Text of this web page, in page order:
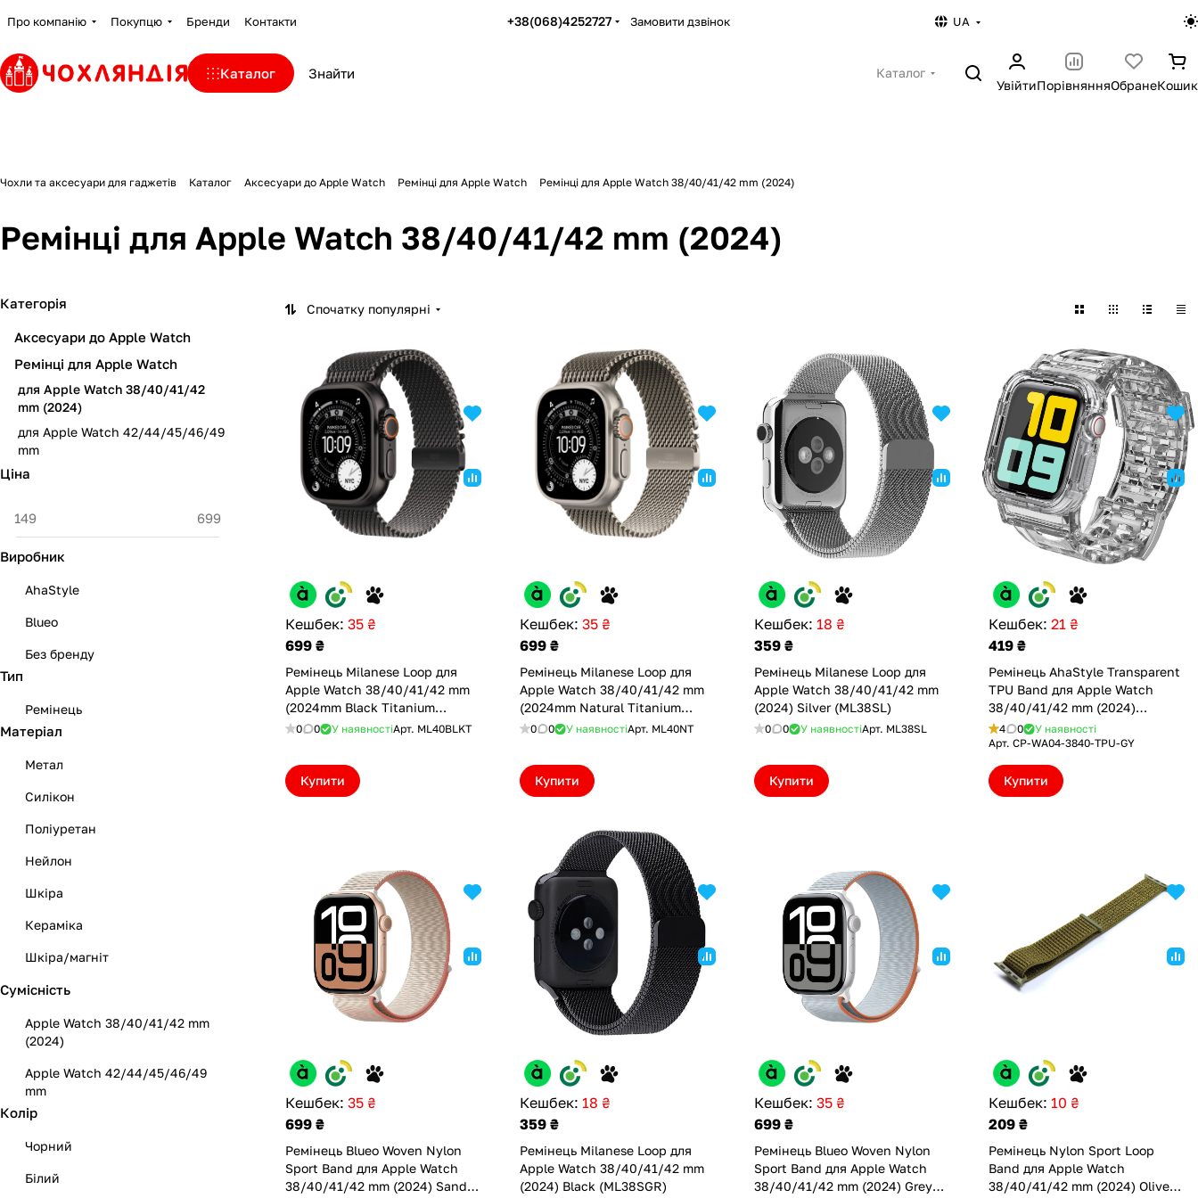
Про компанію Покупцю Бренди Контакти +38(068)4252727 Замовити дзвінок UA
Каталог
Каталог
УвійтиПорівнянняОбранеКошик
Чохли та аксесуари для гаджетів Каталог Аксесуари до Apple Watch Ремінці для Apple Watch Ремінці для Apple Watch 38/40/41/42 mm (2024)
Ремінці для Apple Watch 38/40/41/42 mm (2024)
Спочатку популярні
Кешбек: 35 ₴
699 ₴
Ремінець Milanese Loop для
Apple Watch 38/40/41/42 mm
(2024mm Black Titanium
(Оновлена) (ML40BLKT)
0 0 У наявностіАрт. ML40BLKT
Купити
Кешбек: 35 ₴
699 ₴
Ремінець Milanese Loop для
Apple Watch 38/40/41/42 mm
(2024mm Natural Titanium
(Оновлена) (ML40NT)
0 0 У наявностіАрт. ML40NT
Купити
Кешбек: 18 ₴
359 ₴
Ремінець Milanese Loop для
Apple Watch 38/40/41/42 mm
(2024) Silver (ML38SL)
0 0 У наявностіАрт. ML38SL
Купити
Кешбек: 21 ₴
419 ₴
Ремінець AhaStyle Transparent
TPU Band для Apple Watch
38/40/41/42 mm (2024)
Transparent Grey (CP-WA04-
3840-TPU-GY)
4 0
У наявності
Арт. CP-WA04-3840-TPU-GY
Купити
Кешбек: 35 ₴
699 ₴
Ремінець Blueo Woven Nylon
Sport Band для Apple Watch
38/40/41/42 mm (2024) Sand
Кешбек: 18 ₴
359 ₴
Ремінець Milanese Loop для
Apple Watch 38/40/41/42 mm
(2024) Black (ML38SGR)
Кешбек: 35 ₴
699 ₴
Ремінець Blueo Woven Nylon
Sport Band для Apple Watch
38/40/41/42 mm (2024) Grey
Кешбек: 10 ₴
209 ₴
Ремінець Nylon Sport Loop
Band для Apple Watch
38/40/41/42 mm (2024) Olive
Категорія
Аксесуари до Apple Watch
Ремінці для Apple Watch
для Apple Watch 38/40/41/42
mm (2024)
для Apple Watch 42/44/45/46/49
mm
Ціна
Виробник
AhaStyle
Blueo
Без бренду
Тип
Ремінець
Матеріал
Метал
Силікон
Поліуретан
Нейлон
Шкіра
Кераміка
Шкіра/магніт
Метал/магніт
Сумісність
Apple Watch 38/40/41/42 mm
(2024)
Apple Watch 42/44/45/46/49
mm
Колір
Чорний
Білий